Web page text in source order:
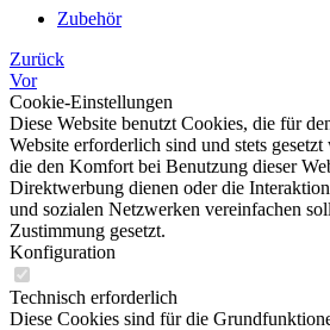
Zubehör
Zurück
Vor
Cookie-Einstellungen
Diese Website benutzt Cookies, die für
Website erforderlich sind und stets
die den Komfort bei Benutzung dieser
Direktwerbung dienen oder die
und sozialen Netzwerken vereinfachen
Zustimmung gesetzt.
Konfiguration
Technisch erforderlich
Diese Cookies sind für die